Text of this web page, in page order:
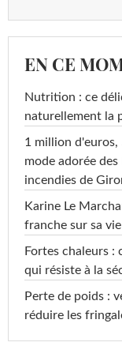
EN CE
Nutrition : ce
naturellement la
1 million d'euros,
mode adorée
incendies de
Karine Le
franche sur sa
Fortes chaleurs :
qui résiste à la
Perte de poids :
réduire les